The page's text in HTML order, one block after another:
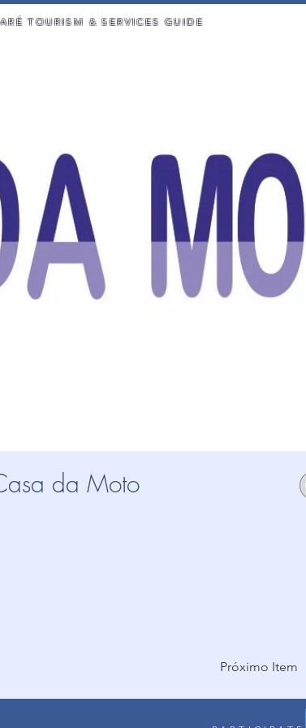
TOURISM & SERVICES GUIDE
da Moto
Próximo Item